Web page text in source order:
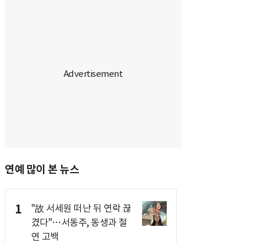
연예 많이 본 뉴스
1
"故 서세원 떠난 뒤 연락 끊
겼다"…서동주, 동생과 절
연 고백